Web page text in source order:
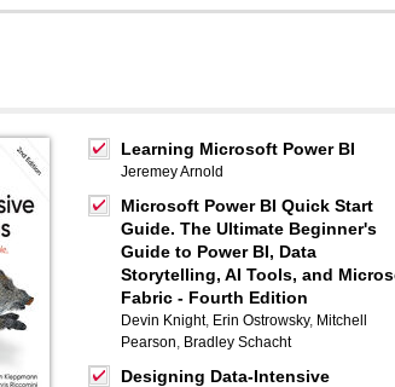
Learning Microsoft Power BI
Jeremey Arnold
Microsoft Power BI Quick Start
Guide. The Ultimate Beginner's
Guide to Power BI, Data
Storytelling, AI Tools, and
Fabric - Fourth Edition
Devin Knight, Erin Ostrowsky, Mitchell
Pearson, Bradley Schacht
Designing Data-Intensive